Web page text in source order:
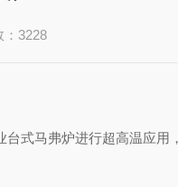
：3228
式马弗炉进行超高温应用